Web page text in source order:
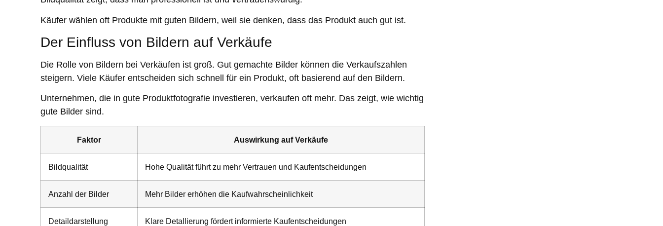
Käufer wählen oft Produkte mit guten Bildern, weil sie denken, dass das Produkt auch gut ist.
Der Einfluss von Bildern auf Verkäufe
Die Rolle von Bildern bei Verkäufen ist groß. Gut gemachte Bilder können die Verkaufszahlen
steigern. Viele Käufer entscheiden sich schnell für ein Produkt, oft basierend auf den Bildern.
Unternehmen, die in gute Produktfotografie investieren, verkaufen oft mehr. Das zeigt, wie wichtig
gute Bilder sind.
Faktor Auswirkung auf Verkäufe
Bildqualität Hohe Qualität führt zu mehr Vertrauen und Kaufentscheidungen
Anzahl der Bilder Mehr Bilder erhöhen die Kaufwahrscheinlichkeit
Detaildarstellung Klare Detallierung fördert informierte Kaufentscheidungen